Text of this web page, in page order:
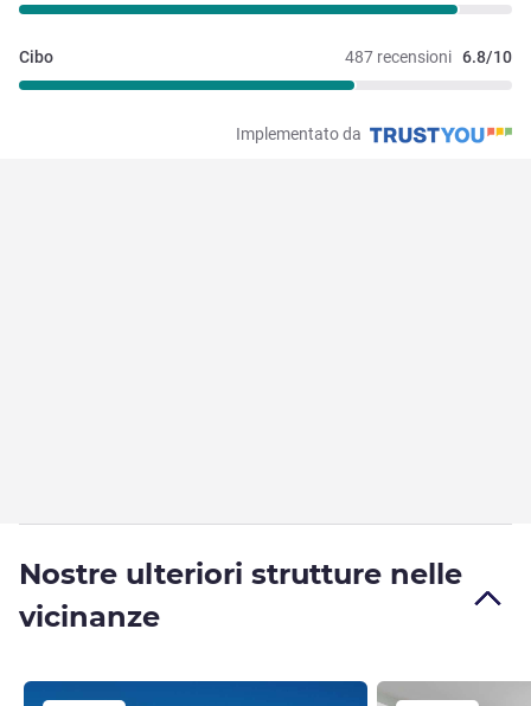
487 recensioni 6.8/10
Cibo
Implementato da
Nostre ulteriori strutture nelle
vicinanze